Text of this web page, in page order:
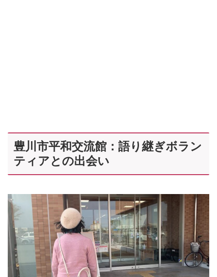
豊川市平和交流館：語り継ぎボラン
ティアとの出会い